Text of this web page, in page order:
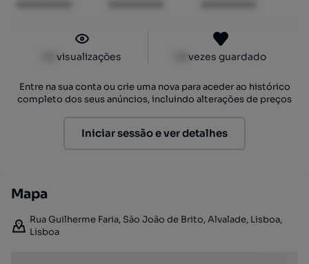
visualizações vezes guardado
Entre na sua conta ou crie uma nova para aceder ao histórico
completo dos seus anúncios, incluindo alterações de preços
Iniciar sessão e ver detalhes
Mapa
Rua Guilherme Faria, São João de Brito, Alvalade, Lisboa,
Lisboa